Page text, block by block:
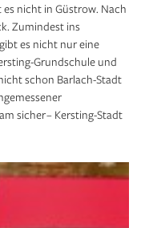
nicht in Güstrow. Nach
Zumindest ins
es nicht nur eine
Grundschule und
schon Barlach-Stadt
sicher – Kersting-Stadt